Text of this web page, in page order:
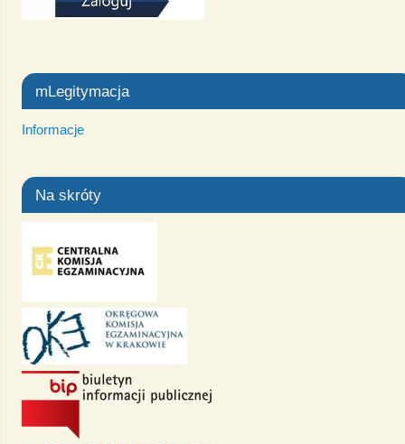
mLegitymacja
Informacje
Na skróty